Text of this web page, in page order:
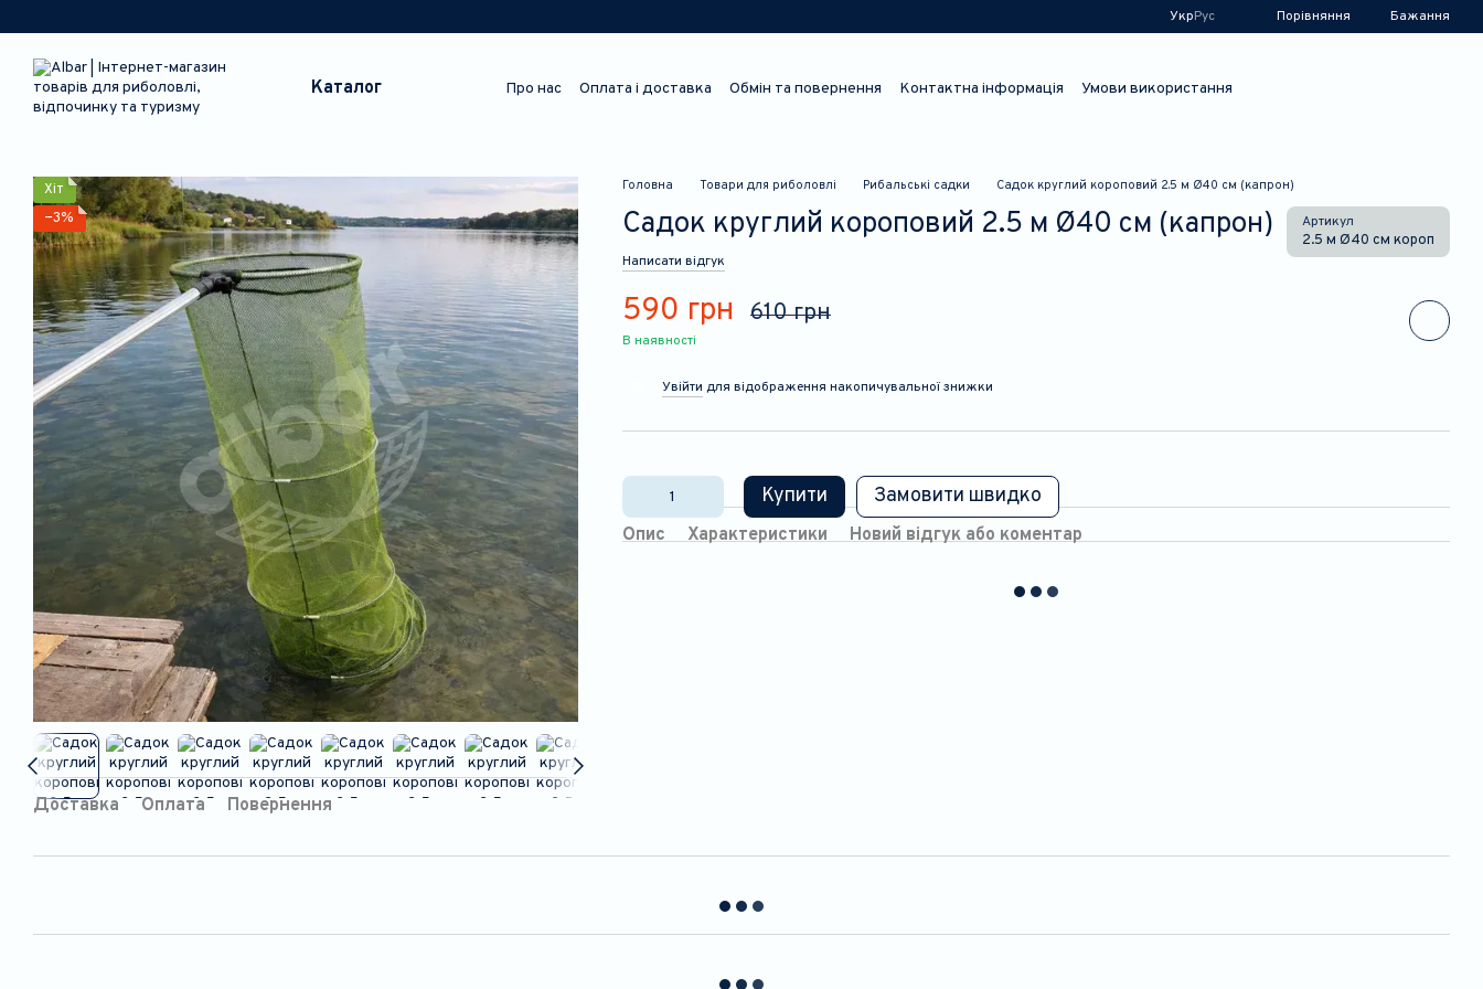
УкрРус Порівняння Бажання
Каталог Про нас Оплата і доставка Обмін та повернення Контактна інформація
Умови використання
Хіт
−3%
Доставка Оплата Повернення
Головна Товари для риболовлі Рибальські садки Садок круглий короповий 2.5 м Ø40 см (капрон)
Садок круглий короповий 2.5 м Ø40 см (капрон)
Артикул
2.5 м Ø40 см короп
Написати відгук
590 грн 610 грн
В наявності
Увійти для відображення накопичувальної знижки
Купити Замовити швидко
Опис Характеристики Новий відгук або коментар